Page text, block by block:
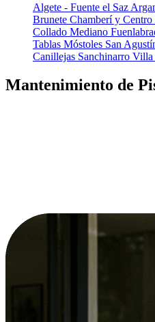
Algete - Fuente el Saz
Brunete Chamberí y Centro
Collado Mediano
Tablas Móstoles San
Canillejas Sanchinarro Villa
Mantenimiento de